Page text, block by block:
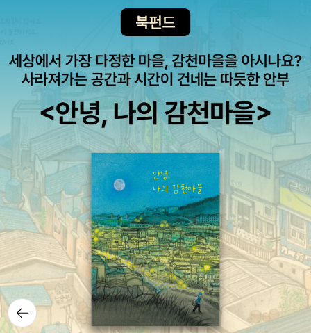
전한 축산업은 효율적인 가축 생산을 위해 다양한 사료를 사용했는데
그것이 동물들로 하여금 뇌에 구멍이 뚫리는 광우병을 발병시킬줄이
야... 그리고 현대의 삶이 만들어낸 식수시스템은 레지오넬라균이 서
식하기에 적합한 환경을 만들어냈다. 멀리서가 아니라 인간으로 스
스로 초래한 바이러스도 생각해봐야 한다. 바이러스 도시스티븐 존
슨 / 김영사 / 14,500원 유명한 과학저술가인 스티븐 존슨이 1854
년 런던을 초토화시켰던 '콜레라' 유행을 재구성했다.바이러스에 무지
했던 시대에 감염지도를 만들고 콜레라를 극복해나가는 과정은 인구
밀집 도시생활의 한 기준을 보여준다. 인구밀집은 바이러스로 인한
유행병에 최악이지만 어떻게 대처하느냐에 따라 지속가능할 수 있다
는 것을 보여준다. '20세기의 인간 대 바이러스의 전투는 미생물의
진화 속도와 거의 동일한 시간 차원에서 이뤄졌다. 전형적인 다윈식
무기 경쟁이었다. 사람은 지난해 가장 증식력이 좋았던 독감 바이러
스를 취하여 그것을 바탕으로 백신을 만든 뒤 인간의 면역 체계에 퍼
뜨린다. 그러면 바이러스는 핵신을 에두를 새로운 방법을 진화시키
고, 사람은 새로운 골칫거리를 해결할 수 있기를 바라며 새로운 백신
을 만든다. 하지만 게놈혁명이 이루어지면서 사람의 방어 메커니즘은
지음/ 양철북 (교사-일반, 문학) 인문사회󰡔공개하고 공유하라󰡕, 제
프 자비스 지음/ 위선주 옮김/ 청림출판 (교사-일반, 인문)󰡔교사도
학교가 두렵다󰡕, 엄기호 지음/ 따비 (교사-일반, 인문)
스케'가 주인공으로 나오는 추리소설이다. 사실 고스케가 나오는 작
품은 읽어보지 않았기 때문에 궁금하기도 하다. <노란 새>
전적 소설이라고 한다. 설명을 보니 출간 전 부터 22개국에서 판권 계
약이 끝났다고 하니 대중적인 인기도 담보한 소설일 수 있겠다는 생
각이 든다. 로맹가리의 <유럽의 교육>은 '2차 세계 대전시 폴란드를
배경으로 한' 소설이다. 소개하고 보니 둘 다 전쟁과 관련한 소설이 돼
버렸다. 프랑스 소설인 <세 여인>은 세네갈에서 이주한 부부의 슬하
에서 태어난 여류작가 마리 은디아이의 소설이다. 또한 이 작품은 영
예의 콩쿠르상 수상작이기도 하다. 중국작가 옌렌커의 <물
처럼 단단하게>는 불륜남녀가 문혁에 휩쓸린다는 주 스토리를 가지
고 있다. (뭐야 이게?) 출판 직후 중국 당국의 심사에 걸려 곤욕을 치
르기도 한 작품이다. 카를로스 루이스 사폰의 소설은 요즘들어 꽤 많
이 보이는 듯 하다. <롤리타>가 드디어 양장으로 나왔다.
언어학자 하랄트 하르만이 추적한 '수의 문화사'를 담은 <숫
자의 문화사>가 나왔다. 딱딱한 수학이 나오는 책이 아니라 인류가
수와 숫자를 사용하기 시작한 근원을 밝히는 것이기 때문에 흥미롭
뒤로가
기